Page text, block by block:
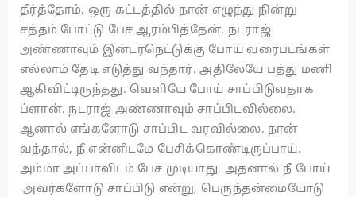
தீர்த்தோம். ஒரு கட்டத்தில் நான் எழுந்து நின்று
சத்தம் போட்டு பேச ஆரம்பித்தேன். நடராஜ்
அண்ணாவும் இன்டர்நெட்டுக்கு போய் வரைபடங்கள்
எல்லாம் தேடி எடுத்து வந்தார். அதிலேயே பத்து மணி
ஆகிவிட்டிருந்தது. வெளியே போய் சாப்பிடுவதாக
ப்ளான். நடராஜ் அண்ணாவும் சாப்பிடவில்லை.
ஆனால் எங்களோடு சாப்பிட வரவில்லை. நான்
வந்தால், நீ என்னிடமே பேசிக்கொண்டிருப்பாய்.
அம்மா அப்பாவிடம் பேச முடியாது. அதனால் நீ போய்
அவர்களோடு சாப்பிடு என்று, பெருந்தன்மையோடு